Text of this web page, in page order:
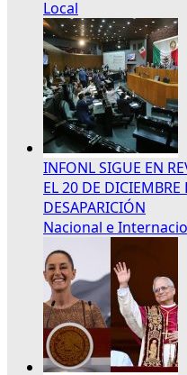
Local
INFONL SIGUE EN
EL 20 DE DICIEMBRE
DESAPARICIÓN
Nacional e